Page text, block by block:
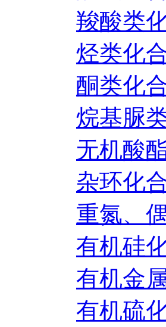
羧酸类
烃类化
酮类化
烷基脲
无机酸
杂环化
重氮、
有机硅
有机金
有机硫